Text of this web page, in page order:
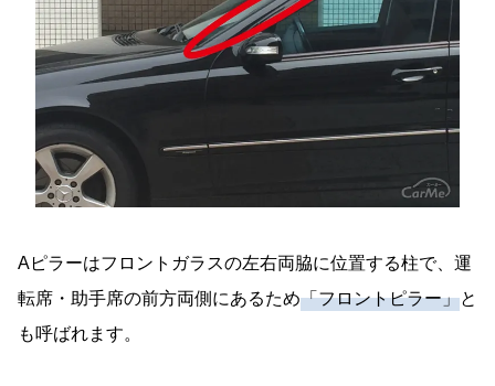
Aピラーはフロントガラスの左右両脇に位置する柱で、運
転席・助手席の前方両側にあるため「フロントピラー」と
も呼ばれます。